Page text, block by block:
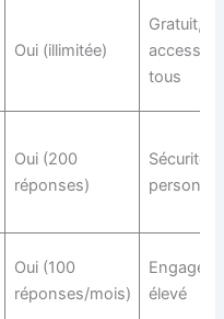
Oui (illimitée)
Gratuit,
tous
Oui (200
réponses)
Sécurité
Oui (100
réponses/mois)
élevé